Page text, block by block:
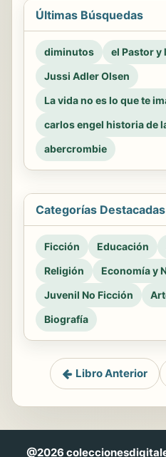
Últimas Búsquedas
diminutos
el Pastor y
Jussi Adler Olsen
La vida no es lo que te
carlos engel historia de
abercrombie
Categorías Destacadas
Ficción Educación
Religión
Economía y
Juvenil No Ficción
Biografía
Libro Anterior
@2026